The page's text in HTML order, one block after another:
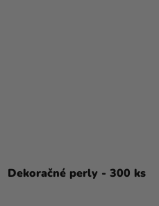
Dekoračné perly - 300 ks